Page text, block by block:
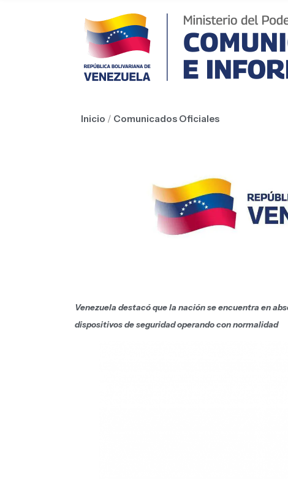
Inicio / Comunicados Oficiales
Venezuela destacó que la nación se encuentra en
dispositivos de seguridad operando con normalidad